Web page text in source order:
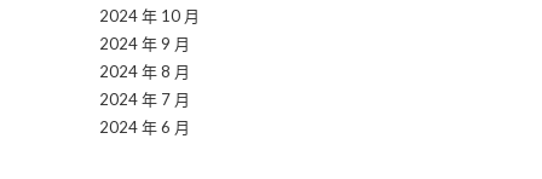
2024 年 10 月
2024 年 9 月
2024 年 8 月
2024 年 7 月
2024 年 6 月